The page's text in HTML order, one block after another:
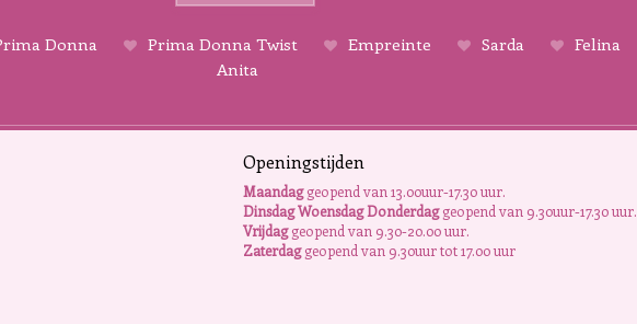
Donna Prima Donna Twist Empreinte Sarda Felina
Anita
Openingstijden
Maandaggeopend van 13.00uur-17.30 uur.
Dinsdag Woensdag Donderdaggeopend van 9.30uur-17.30 uur.
Vrijdaggeopend van 9.30-20.00 uur.
Zaterdaggeopend van 9.30uur tot 17.00 uur